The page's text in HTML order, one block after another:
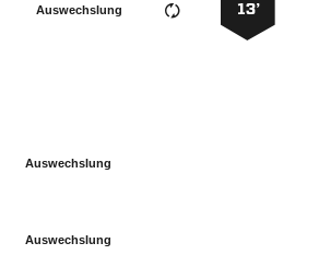
13’
Auswechslung
Auswechslung
Auswechslung